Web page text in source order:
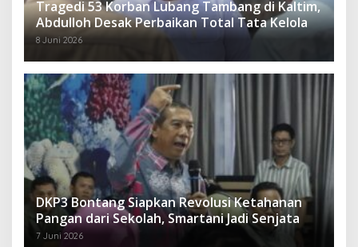
Tragedi 53 Korban Lubang Tambang di Kaltim,
Abdulloh Desak Perbaikan Total Tata Kelola
8 Juni 2026
DKP3 Bontang Siapkan Revolusi Ketahanan
Pangan dari Sekolah, Smartani Jadi Senjata
7 Juni 2026